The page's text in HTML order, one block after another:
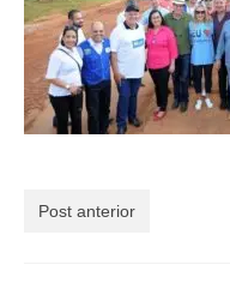
Currículo
Post anterior